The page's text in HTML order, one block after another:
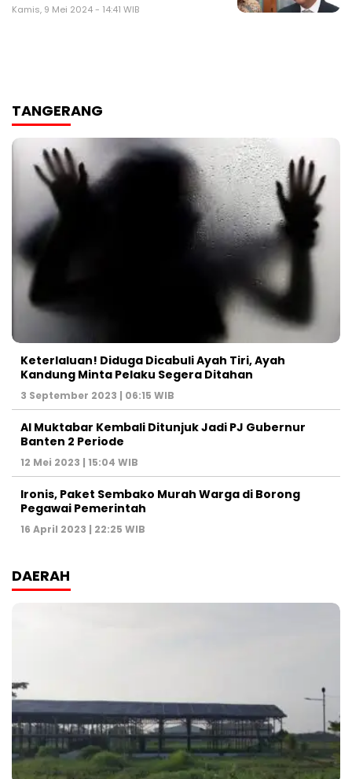
Kamis, 9 Mei 2024 - 14:41 WIB
TANGERANG
Keterlaluan! Diduga Dicabuli Ayah Tiri, Ayah
Kandung Minta Pelaku Segera Ditahan
3 September 2023 | 06:15 WIB
Al Muktabar Kembali Ditunjuk Jadi PJ Gubernur
Banten 2 Periode
12 Mei 2023 | 15:04 WIB
Ironis, Paket Sembako Murah Warga di Borong
Pegawai Pemerintah
16 April 2023 | 22:25 WIB
DAERAH